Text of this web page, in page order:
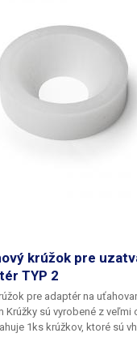
krúžok pre
TYP 2
pre adaptér na
Krúžky sú vyrobené z
1ks krúžkov, ktoré sú